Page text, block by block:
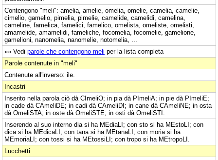
Contengono "meli": amelia, amelie, omelia, omelie, camelia, camelie,
cimelio, gamelio, pimelia, pimelie, camelide, camelidi, camelina,
cameline, famelica, famelici, famelico, omelista, omeliste, omelisti,
amamelide, amamelidi, fameliche, focomelia, focomelie, gamelione,
gamelioni, nanomelia, nanomelie, notomelia, ...
»» Vedi parole che contengono meli per la lista completa
Parole contenute in "meli"
Contenute all'inverso: ile.
Incastri
Inserito nella parola ciò dà CImeliO; in pia dà PImeliA; in pie dà PImeliE;
in cade dà CAmeliDE; in cadi dà CAmeliDI; in cane dà CAmeliNE; in osta
dà OmeliSTA; in oste dà OmeliSTE; in osti dà OmeliSTI.
Inserendo al suo interno dia si ha MEdiaLI; con sto si ha MEstoLI; con
dica si ha MEdicaLI; con tana si ha MEtanaLI; con moria si ha
MEmoriaLI; con tossi si ha MEtossiLI; con tropo si ha MEtropoLI.
Lucchetti